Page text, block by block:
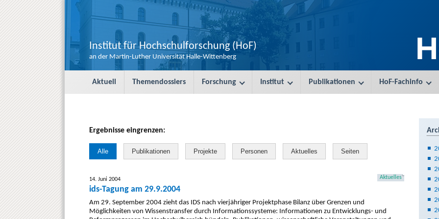
Institut für Hochschulforschung (HoF)
an der Martin-Luther Universität Halle-Wittenberg
Aktuell Themendossiers Forschung Institut Publikationen HoF-Fachinfo
Ergebnisse eingrenzen:
Alle Publikationen Projekte Personen Aktuelles Seiten
14. Juni 2004 Aktuelles
ids-Tagung am 29.9.2004
Am 29. September 2004 zieht das IDS nach vierjähriger Projektphase Bilanz über Grenzen und
Möglichkeiten von Wissenstransfer durch Informationssysteme: Informationen zu Entwicklungs- und